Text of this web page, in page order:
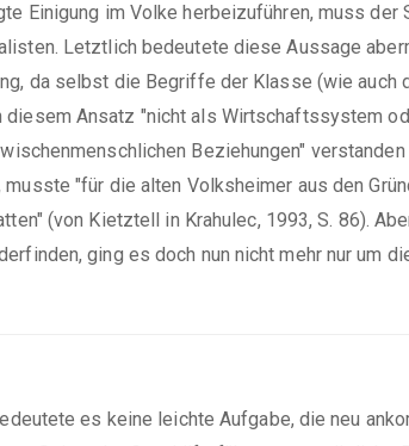
Einigung im Volke herbeizuführen, muss
Letztlich bedeutete diese Aussage
da selbst die Begriffe der Klasse (wie
Ansatz "nicht als Wirtschaftssystem
Beziehungen"
"für die alten Volksheimer aus den
(von Kietztell in Krahulec, 1993, S. 86).
ging es doch nun nicht mehr nur um
es keine leichte Aufgabe, die neu